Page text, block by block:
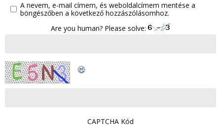
A nevem, e-mail címem, és weboldalcímem mentése a
böngészőben a következő hozzászólásomhoz.
Are you human? Please solve:
CAPTCHA Kód